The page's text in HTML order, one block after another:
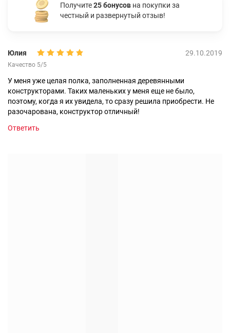
Получите25 бонусов на покупки за
честный и развернутый отзыв!
Юлия 29.10.2019
Качество 5/5
У меня уже целая полка, заполненная деревянными
конструкторами. Таких маленьких у меня еще не было,
поэтому, когда я их увидела, то сразу решила приобрести. Не
разочарована, конструктор отличный!
Ответить